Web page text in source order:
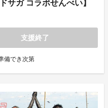
サガ コラボせんべい】
支援終了
備でき次第